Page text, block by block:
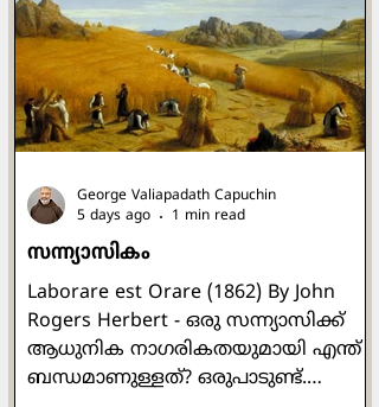
തന്നോടൊപ്പം അകത്ത്
കൊണ്ടുപോകുന്നത്. അവിടെ അവർ
നോക്കിനിൽക്കേ മരിച്ച
പെൺകുഞ്ഞിന്റെ ശരീരം
ജീവനുള്ളതായി കൺതുറന്നുവന്നു.
യേശുവിൻ്റെ ജീവിതത്തിലെ ഏറ്റവും
സവിശേഷതയാർന്ന
മുഹൂർത്തങ്ങളില
സന്ന്യാസികം
Laborare est Orare (1862) By John
Rogers Herbert - ഒരു സന്ന്യാസിക്ക്
ആധുനിക നാഗരികതയുമായി എന്ത്
ബന്ധമാണുള്ളത്? ഒരുപാടുണ്ട്.
George Valiapadath Capuchin
5 days ago
1 min read